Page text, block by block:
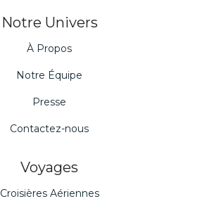
Notre Univers
À Propos
Notre Équipe
Presse
Contactez-nous
Voyages
Croisières Aériennes